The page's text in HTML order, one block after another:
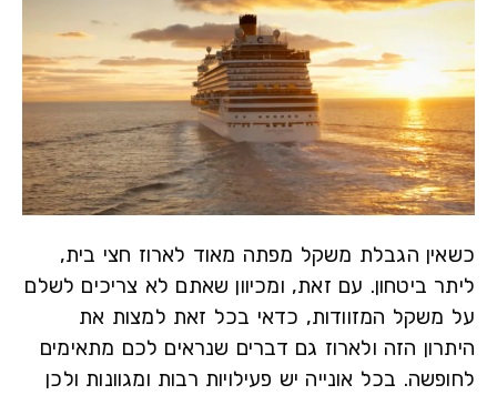
הגבלת משקל מפתה מאוד לארוז חצי בית,
ביטחון. עם זאת, ומכיוון שאתם לא צריכים לשלם
המזוודות, כדאי בכל זאת למצות את
הזה ולארוז גם דברים שנראים לכם מתאימים
בכל אונייה יש פעילויות רבות ומגוונות ולכן